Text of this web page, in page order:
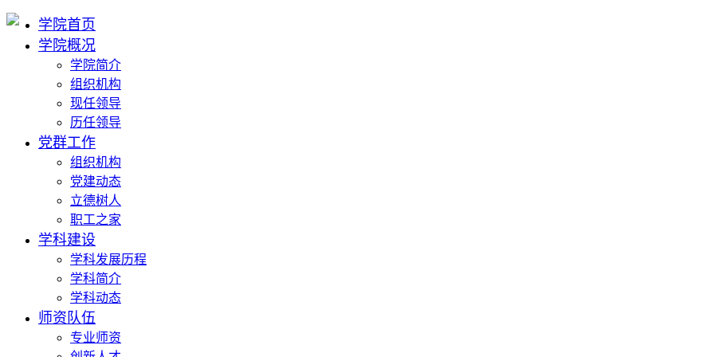
学院首页
学院概况
学院简介
组织机构
现任领导
历任领导
党群工作
组织机构
党建动态
立德树人
职工之家
学科建设
学科发展历程
学科简介
学科动态
师资队伍
专业师资